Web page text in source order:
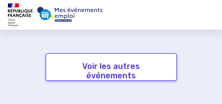
Voir les autres
événements